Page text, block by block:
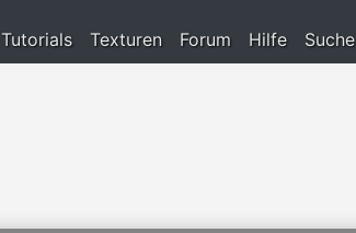
Tutorials Texturen Forum Hilfe Suche